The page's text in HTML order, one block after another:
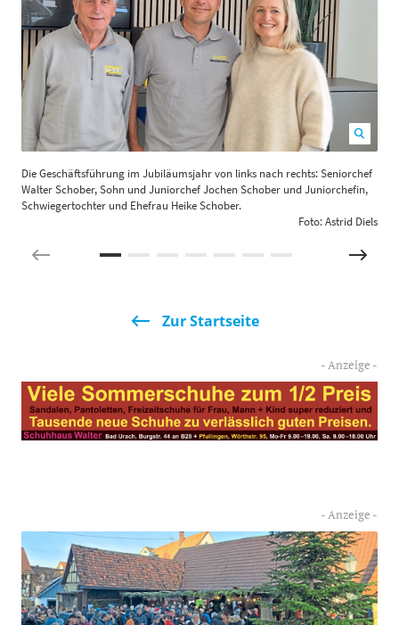
Die Geschäftsführung im Jubiläumsjahr von links nach rechts: Seniorchef
Walter Schober, Sohn und Juniorchef Jochen Schober und Juniorchefin,
Schwiegertochter und Ehefrau Heike Schober.
Foto: Astrid Diels
Zur Startseite